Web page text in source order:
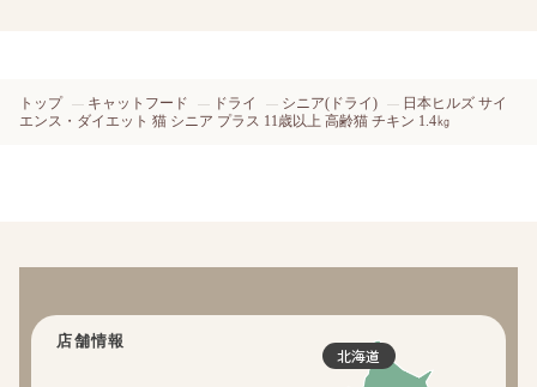
トップ キャットフード ドライ シニア(ドライ)
日本ヒルズ サイ
エンス・ダイエット 猫 シニア プラス 11歳以上 高齢猫 チキン 1.4㎏
店舗情報
北海道